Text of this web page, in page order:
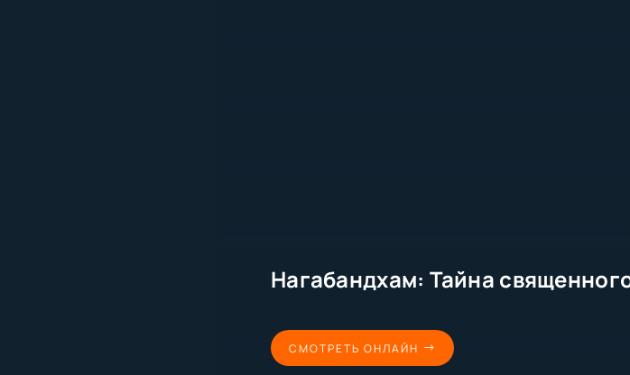
СМОТРЕТЬ ОНЛАЙН